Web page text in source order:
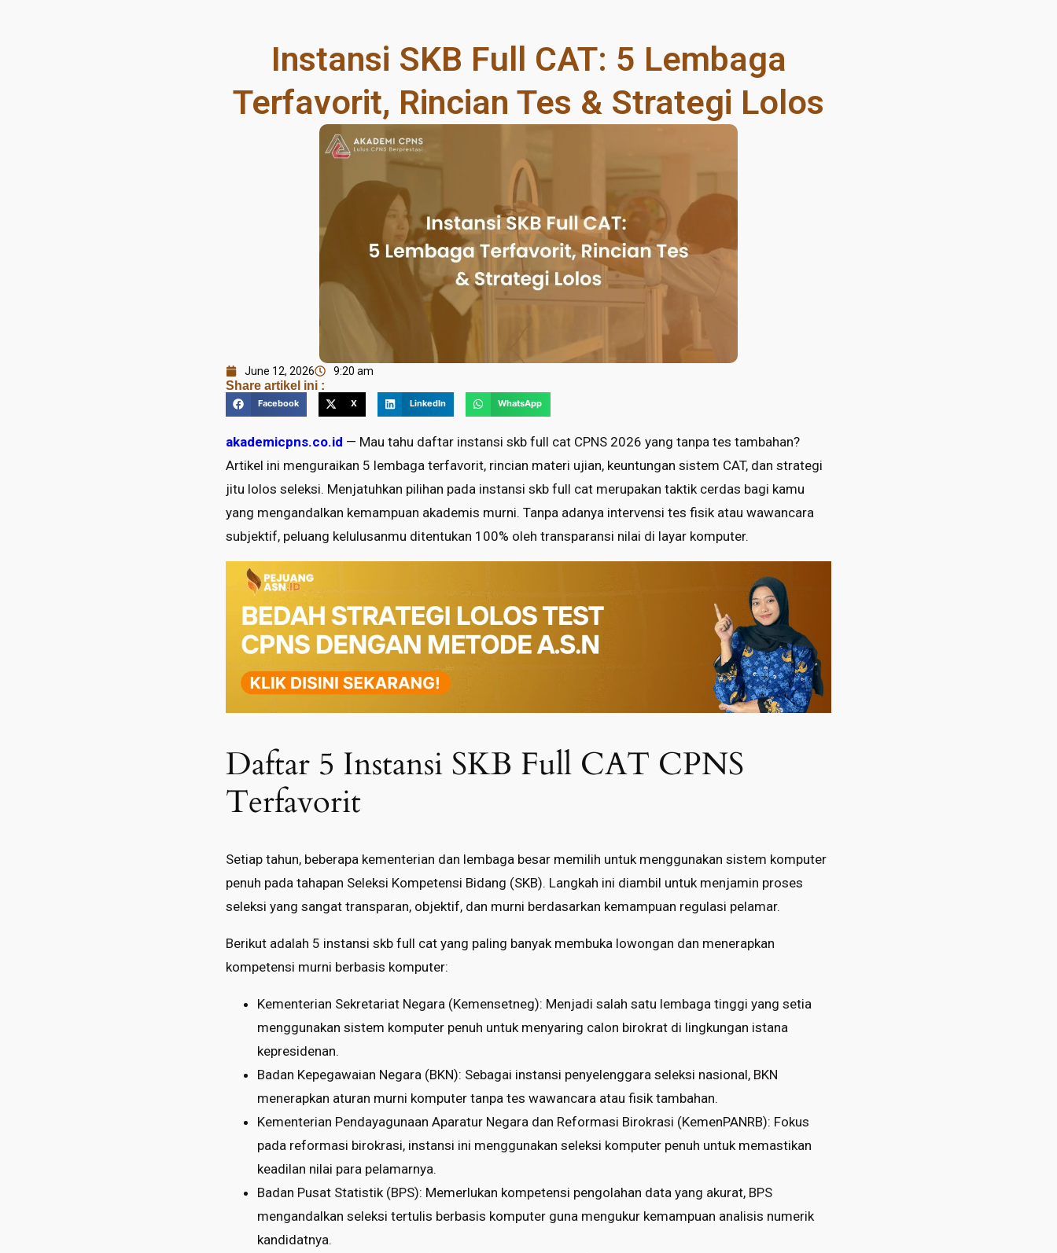
Instansi SKB Full CAT: 5 Lembaga
Terfavorit, Rincian Tes & Strategi Lolos
June 12, 2026 9:20 am
Share artikel ini :
Facebook X LinkedIn WhatsApp
akademicpns.co.id — Mau tahu daftar instansi skb full cat CPNS 2026 yang tanpa tes tambahan?
Artikel ini menguraikan 5 lembaga terfavorit, rincian materi ujian, keuntungan sistem CAT, dan strategi
jitu lolos seleksi. Menjatuhkan pilihan pada instansi skb full cat merupakan taktik cerdas bagi kamu
yang mengandalkan kemampuan akademis murni. Tanpa adanya intervensi tes fisik atau wawancara
subjektif, peluang kelulusanmu ditentukan 100% oleh transparansi nilai di layar komputer.
Daftar 5 Instansi SKB Full CAT CPNS
Terfavorit
Setiap tahun, beberapa kementerian dan lembaga besar memilih untuk menggunakan sistem komputer
penuh pada tahapan Seleksi Kompetensi Bidang (SKB). Langkah ini diambil untuk menjamin proses
seleksi yang sangat transparan, objektif, dan murni berdasarkan kemampuan regulasi pelamar.
Berikut adalah 5 instansi skb full cat yang paling banyak membuka lowongan dan menerapkan
kompetensi murni berbasis komputer:
Kementerian Sekretariat Negara (Kemensetneg): Menjadi salah satu lembaga tinggi yang setia
menggunakan sistem komputer penuh untuk menyaring calon birokrat di lingkungan istana
kepresidenan.
Badan Kepegawaian Negara (BKN): Sebagai instansi penyelenggara seleksi nasional, BKN
menerapkan aturan murni komputer tanpa tes wawancara atau fisik tambahan.
Kementerian Pendayagunaan Aparatur Negara dan Reformasi Birokrasi (KemenPANRB): Fokus
pada reformasi birokrasi, instansi ini menggunakan seleksi komputer penuh untuk memastikan
keadilan nilai para pelamarnya.
Badan Pusat Statistik (BPS): Memerlukan kompetensi pengolahan data yang akurat, BPS
mengandalkan seleksi tertulis berbasis komputer guna mengukur kemampuan analisis numerik
kandidatnya.